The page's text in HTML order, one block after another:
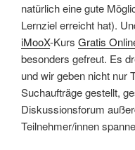
natürlich eine gute
Lernziel erreicht hat).
iMooX-Kurs Gratis
besonders gefreut. Es
und wir geben nicht nur
Suchaufträge gestellt,
Diskussionsforum
Teilnehmer/innen